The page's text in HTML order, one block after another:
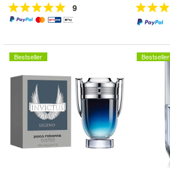
9
Bestseller Bestseller